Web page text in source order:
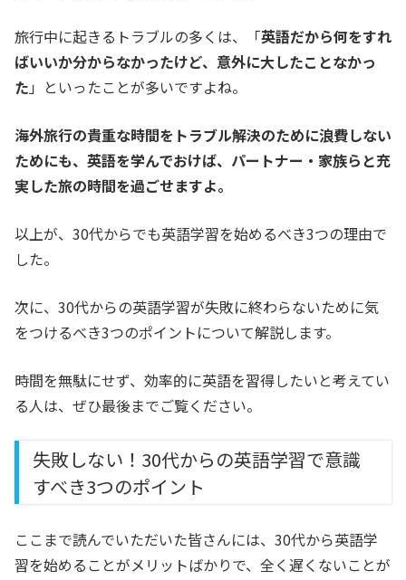
旅行中に起きるトラブルの多くは、 「英語だから何をすれ
ばいいか分からなかったけど、意外に大したことなかっ
た 」 といったことが多いですよね。
海外旅行の貴重な時間をトラブル解決のために浪費しない
ためにも、英語を学んでおけば、パートナー・家族らと充
実した旅の時間を過ごせますよ。
以上が、30代からでも英語学習を始めるべき3つの理由で
した。
次に、30代からの英語学習が失敗に終わらないために気
をつけるべき3つのポイントについて解説します。
時間を無駄にせず、効率的に英語を習得したいと考えてい
る人は、ぜひ最後までご覧ください。
失敗しない！30代からの英語学習で意識
すべき3つのポイント
ここまで読んでいただいた皆さんには、30代から英語学
習を始めることがメリットばかりで、全く遅くないことが